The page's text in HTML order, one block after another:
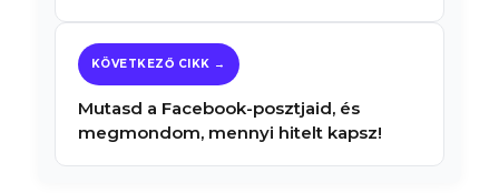
Mutasd a Facebook-posztjaid, és
megmondom, mennyi hitelt kapsz!